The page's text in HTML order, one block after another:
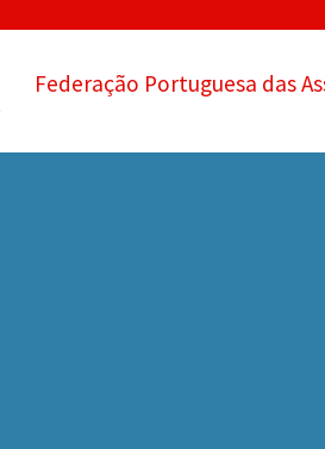
Federação Portuguesa das